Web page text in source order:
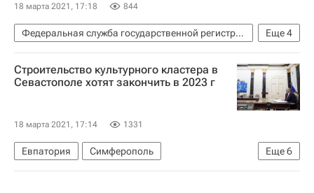
18 марта 2021, 17:18 844
Еще4
Федеральная служба государственной регистрации, кадастра и картографии (Росреестр)
Жилье
Строительство
Недвижимость
Самострой
Строительство культурного кластера в
Севастополе хотят закончить в 2023 г
18 марта 2021, 17:14 1331
Еще6
Евпатория
Симферополь
Владимир Путин
Марат Хуснуллин